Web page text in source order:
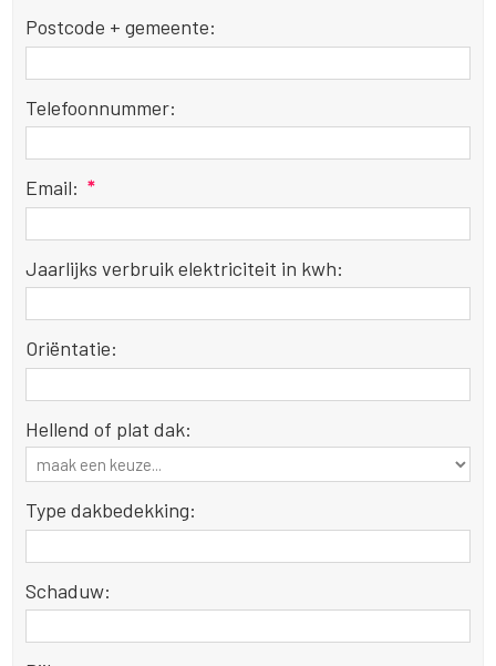
Postcode + gemeente:
Telefoonnummer:
Email: *
Jaarlijks verbruik elektriciteit in kwh:
Oriëntatie:
Hellend of plat dak:
Type dakbedekking:
Schaduw: